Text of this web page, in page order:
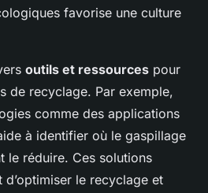
favorise une culture
outils et ressources pour
de recyclage. Par exemple,
comme des applications
à identifier où le gaspillage
le réduire. Ces solutions
d’optimiser le recyclage et